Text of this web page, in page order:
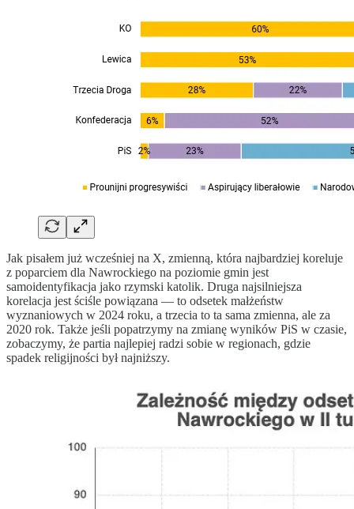
Jak pisałem już wcześniej na X, zmienną, która najbardziej koreluje
z poparciem dla Nawrockiego na poziomie gmin jest
samoidentyfikacja jako rzymski katolik. Druga najsilniejsza
korelacja jest ściśle powiązana — to odsetek małżeństw
wyznaniowych w 2024 roku, a trzecia to ta sama zmienna, ale za
2020 rok. Także jeśli popatrzymy na zmianę wyników PiS w czasie,
zobaczymy, że partia najlepiej radzi sobie w regionach, gdzie
spadek religijności był najniższy.